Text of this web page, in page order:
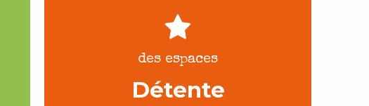
des espaces
Détente